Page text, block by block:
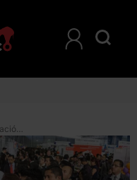
El desempleo, a la baja: la desocupación disminuyó 1% en hombres y .3% en mujeres